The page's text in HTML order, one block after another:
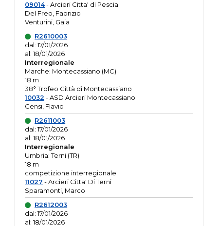
09014- Arcieri Citta' di Pescia
Del Freo, Fabrizio
Venturini, Gaia
R2610003
dal: 17/01/2026
al: 18/01/2026
Interregionale
Marche: Montecassiano (MC)
18 m
38° Trofeo Città di Montecassiano
10032 - ASD Arcieri Montecassiano
Censi, Flavio
R2611003
dal: 17/01/2026
al: 18/01/2026
Interregionale
Umbria: Terni (TR)
18 m
competizione interregionale
11027 - Arcieri Citta' Di Terni
Sparamonti, Marco
R2612003
dal: 17/01/2026
al: 18/01/2026